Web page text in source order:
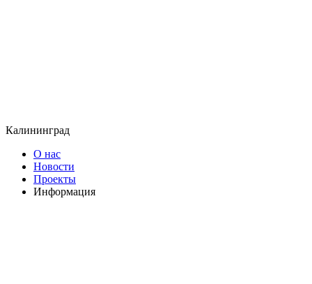
Калининград
О нас
Новости
Проекты
Информация